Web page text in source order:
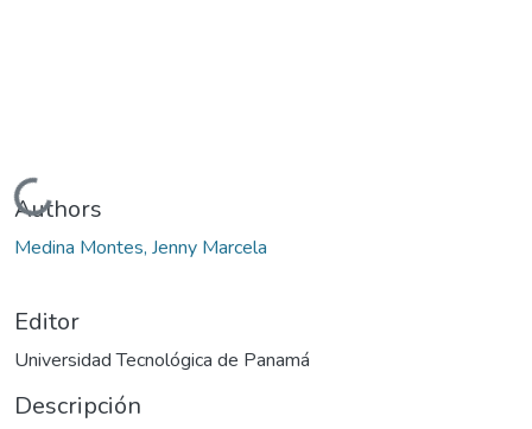
Cargando...
Authors
Medina Montes, Jenny Marcela
Editor
Universidad Tecnológica de Panamá
Descripción